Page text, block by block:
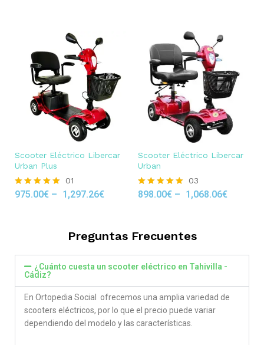
Scooter Eléctrico Libercar
Urban Plus
Rated
01
975.00€ – 1,297.26€
Scooter Eléctrico Libercar
Urban
Rated
03
898.00€ – 1,068.06€
Preguntas Frecuentes
¿Cuánto cuesta un scooter eléctrico en Tahivilla -
Cádiz?
En Ortopedia Social ofrecemos una amplia variedad de
scooters eléctricos, por lo que el precio puede variar
dependiendo del modelo y las características.